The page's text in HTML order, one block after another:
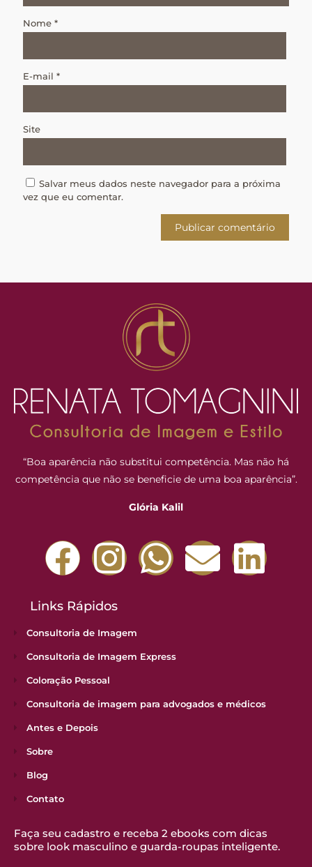
Nome *
E-mail *
Site
Salvar meus dados neste navegador para a próxima
vez que eu comentar.
“Boa aparência não substitui competência. Mas não há
competência que não se beneficie de uma boa aparência”.
Glória Kalil
Links Rápidos
Consultoria de Imagem
Consultoria de Imagem Express
Coloração Pessoal
Consultoria de imagem para advogados e médicos
Antes e Depois
Sobre
Blog
Contato
Faça seu cadastro e receba 2 ebooks com dicas
sobre look masculino e guarda-roupas inteligente.